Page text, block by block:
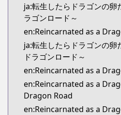
ja:転生したらドラゴンの卵
ラゴンロード～
en:Reincarnated as a
ja:転生したらドラゴンの
ドラゴンロード～
en:Reincarnated as a
en:Reincarnated as a
Dragon Road
en:Reincarnated as a